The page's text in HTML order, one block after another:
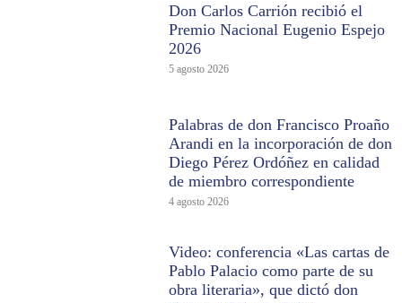
Don Carlos Carrión recibió el
Premio Nacional Eugenio Espejo
2026
5 agosto 2026
Palabras de don Francisco Proaño
Arandi en la incorporación de don
Diego Pérez Ordóñez en calidad
de miembro correspondiente
4 agosto 2026
Video: conferencia «Las cartas de
Pablo Palacio como parte de su
obra literaria», que dictó don